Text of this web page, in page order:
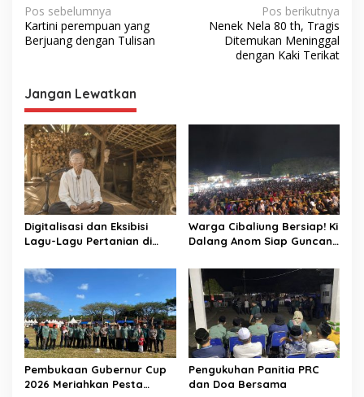
Navigasi
pos
Pos sebelumnya
Kartini perempuan yang
Berjuang dengan Tulisan
Pos berikutnya
Nenek Nela 80 th, Tragis
Ditemukan Meninggal
dengan Kaki Terikat
Jangan Lewatkan
Digitalisasi dan Eksibisi
Lagu-Lagu Pertanian di
Nyanyian Tubuh-Tubuh Nyi
Pohaci
Warga Cibaliung Bersiap! Ki
Dalang Anom Siap Guncang
Wayang Golek Kekinian
Pembukaan Gubernur Cup
2026 Meriahkan Pesta
Pengukuhan Panitia PRC
dan Doa Bersama